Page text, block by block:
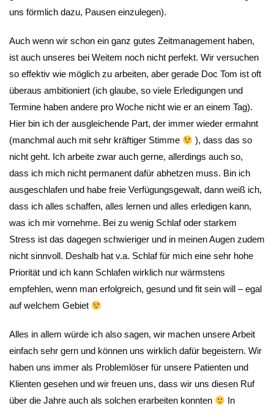
uns förmlich dazu, Pausen einzulegen).
Auch wenn wir schon ein ganz gutes Zeitmanagement haben,
ist auch unseres bei Weitem noch nicht perfekt. Wir versuchen
so effektiv wie möglich zu arbeiten, aber gerade Doc Tom ist oft
überaus ambitioniert (ich glaube, so viele Erledigungen und
Termine haben andere pro Woche nicht wie er an einem Tag).
Hier bin ich der ausgleichende Part, der immer wieder ermahnt
(manchmal auch mit sehr kräftiger Stimme
), dass das so
nicht geht. Ich arbeite zwar auch gerne, allerdings auch so,
dass ich mich nicht permanent dafür abhetzen muss. Bin ich
ausgeschlafen und habe freie Verfügungsgewalt, dann weiß ich,
dass ich alles schaffen, alles lernen und alles erledigen kann,
was ich mir vornehme. Bei zu wenig Schlaf oder starkem
Stress ist das dagegen schwieriger und in meinen Augen zudem
nicht sinnvoll. Deshalb hat v.a. Schlaf für mich eine sehr hohe
Priorität und ich kann Schlafen wirklich nur wärmstens
empfehlen, wenn man erfolgreich, gesund und fit sein will – egal
auf welchem Gebiet
Alles in allem würde ich also sagen, wir machen unsere Arbeit
einfach sehr gern und können uns wirklich dafür begeistern. Wir
haben uns immer als Problemlöser für unsere Patienten und
Klienten gesehen und wir freuen uns, dass wir uns diesen Ruf
über die Jahre auch als solchen erarbeiten konnten
In